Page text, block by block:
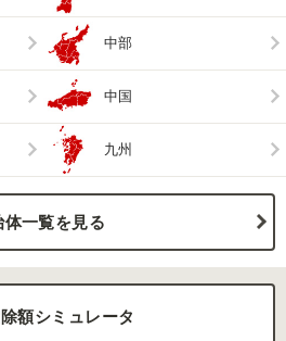
中部
中国
九州
体一覧を見る
額シミュレータ